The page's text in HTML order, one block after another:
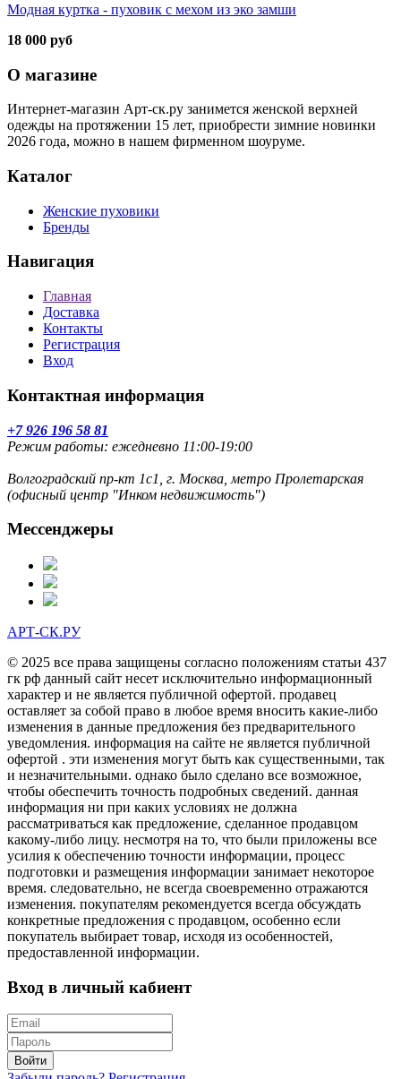
Модная куртка - пуховик с мехом из эко замши
18 000 руб
О магазине
Интернет-магазин Арт-ск.ру занимется женской верхней
одежды на протяжении 15 лет, приобрести зимние новинки
2026 года, можно в нашем фирменном шоуруме.
Каталог
Женские пуховики
Бренды
Навигация
Главная
Доставка
Контакты
Регистрация
Вход
Контактная информация
+7 926 196 58 81
Режим работы: ежедневно 11:00-19:00
Волгоградский пр-кт 1с1, г. Москва, метро Пролетарская
(офисный центр "Инком недвижимость")
Мессенджеры
АРТ-СК.РУ
© 2025 все права защищены согласно положениям статьи 437
гк рф данный сайт несет исключительно информационный
характер и не является публичной офертой. продавец
оставляет за собой право в любое время вносить какие-либо
изменения в данные предложения без предварительного
уведомления. информация на сайте не является публичной
офертой . эти изменения могут быть как существенными, так
и незначительными. однако было сделано все возможное,
чтобы обеспечить точность подробных сведений. данная
информация ни при каких условиях не должна
рассматриваться как предложение, сделанное продавцом
какому-либо лицу. несмотря на то, что были приложены все
усилия к обеспечению точности информации, процесс
подготовки и размещения информации занимает некоторое
время. следовательно, не всегда своевременно отражаются
изменения. покупателям рекомендуется всегда обсуждать
конкретные предложения с продавцом, особенно если
покупатель выбирает товар, исходя из особенностей,
предоставленной информации.
Вход в личный кабиент
Войти